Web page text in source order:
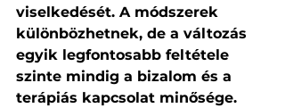
viselkedését. A módszerek
különbözhetnek, de a változás
egyik legfontosabb feltétele
szinte mindig a bizalom és a
terápiás kapcsolat minősége.